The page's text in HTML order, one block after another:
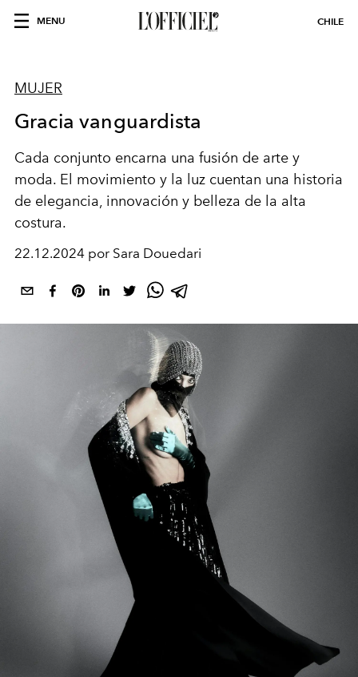
MENU CHILE
MUJER
Gracia vanguardista
Cada conjunto encarna una fusión de arte y
moda. El movimiento y la luz cuentan una historia
de elegancia, innovación y belleza de la alta
costura.
22.12.2024 por Sara Douedari